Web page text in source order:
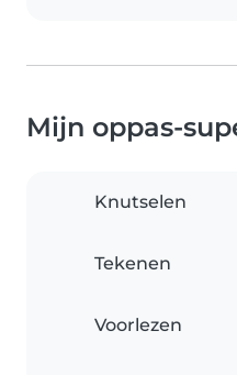
Mijn oppas-
Knutselen
Tekenen
Voorlezen